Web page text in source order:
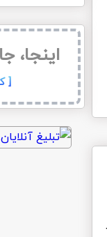
اینجا،
[